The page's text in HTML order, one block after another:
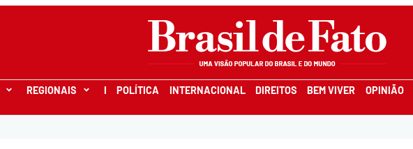
REGIONAIS I POLÍTICA INTERNACIONAL DIREITOS BEM VIVER OPINIÃO